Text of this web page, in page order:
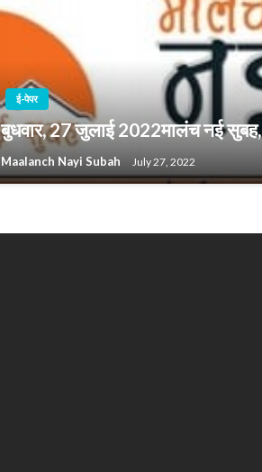
ई-पेपर
बुधवार, 27 जुलाई 2022मालंच नई सुबह,
Maalanch Nayi Subah July 27, 2022